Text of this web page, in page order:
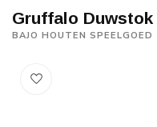
Gruffalo Duwstok
BAJO HOUTEN SPEELGOED